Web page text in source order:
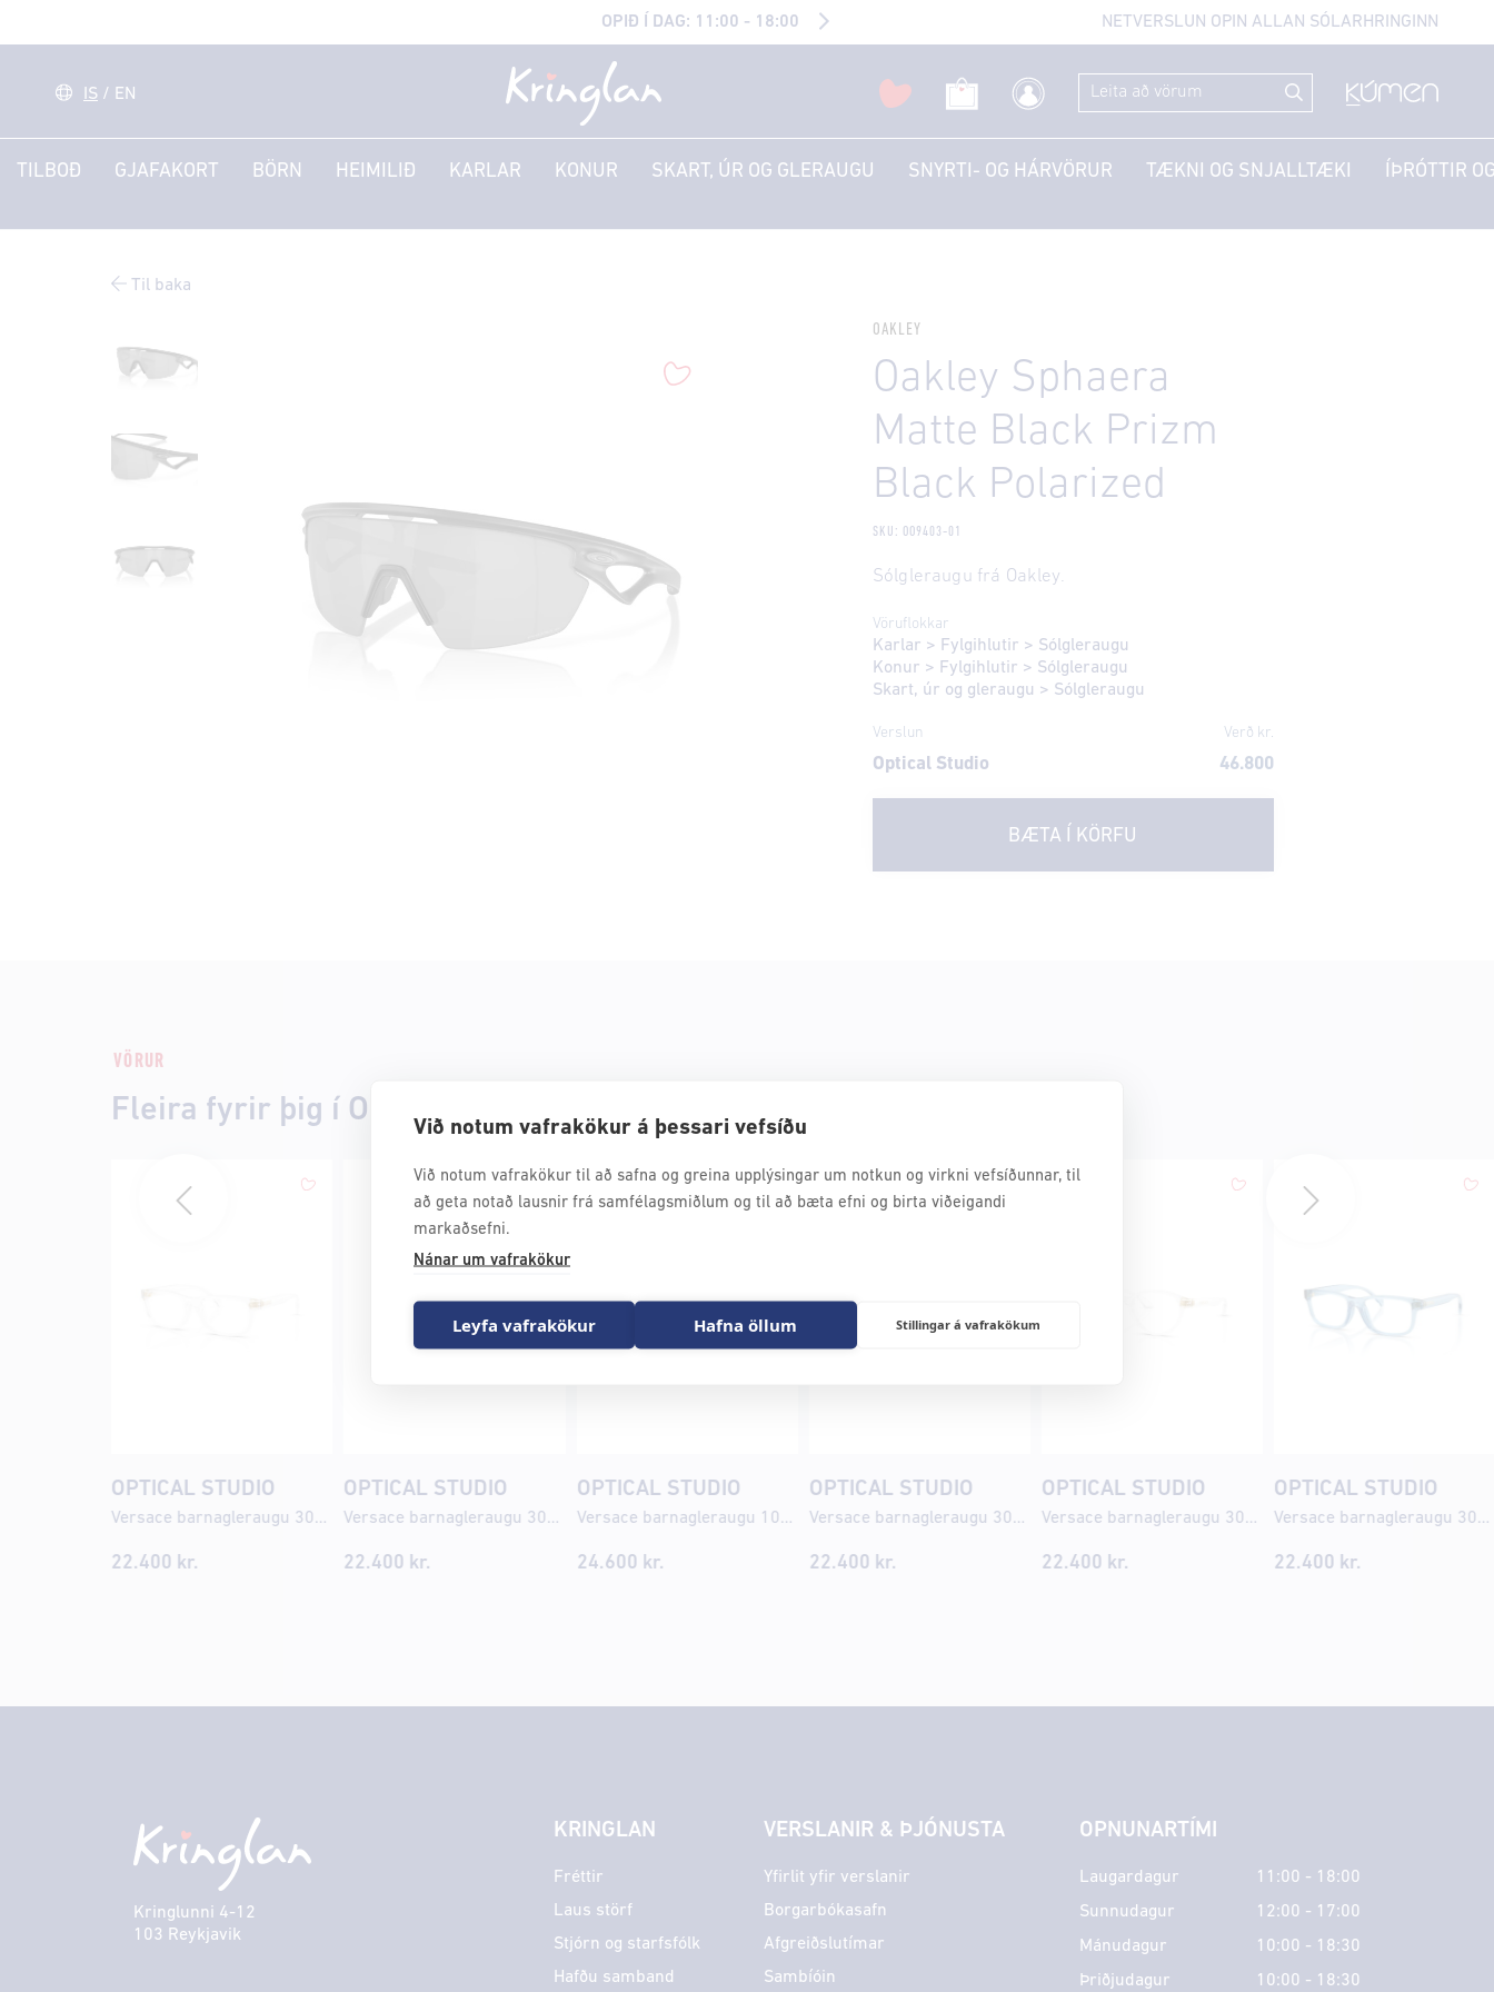
Við notum vafrakökur á þessari vefsíðu
Við notum vafrakökur til að safna og greina upplýsingar um notkun og virkni vefsíðunnar, til
að geta notað lausnir frá samfélagsmiðlum og til að bæta efni og birta viðeigandi
markaðsefni.
Nánar um vafrakökur
Leyfa vafrakökur Hafna öllum Stillingar á vafrakökum
OPIÐ Í DAG: 11:00 - 18:00 NETVERSLUN OPIN ALLAN SÓLARHRINGINN
IS / EN
TILBOÐ GJAFAKORT BÖRN HEIMILIÐ KARLAR KONUR SKART, ÚR OG GLERAUGU SNYRTI- OG HÁRVÖRUR TÆKNI OG SNJALLTÆKI ÍÞRÓTTIR
Til baka
OAKLEY
Oakley Sphaera
Matte Black Prizm
Black Polarized
SKU: OO9403-01
Sólgleraugu frá Oakley.
Vöruflokkar
Karlar > Fylgihlutir > Sólgleraugu
Konur > Fylgihlutir > Sólgleraugu
Skart, úr og gleraugu > Sólgleraugu
Verslun Verð kr.
Optical Studio 46.800
BÆTA Í KÖRFU
VÖRUR
Fleira fyrir þig í Optical Studio
OPTICAL STUDIO
Versace barnagleraugu 3013U 49
22.400 kr.
OPTICAL STUDIO
Versace barnagleraugu 3016U 47
22.400 kr.
OPTICAL STUDIO
Versace barnagleraugu 1003 48
24.600 kr.
OPTICAL STUDIO
Versace barnagleraugu 3014U 48
22.400 kr.
OPTICAL STUDIO
Versace barnagleraugu 3014U 46
22.400 kr.
OPTICAL STUDIO
Versace barnagleraugu 3013U 49
22.400 kr.
Kringlunni 4-12
103 Reykjavik
KRINGLAN
Fréttir
Laus störf
Stjórn og starfsfólk
Hafðu samband
VERSLANIR & ÞJÓNUSTA
Yfirlit yfir verslanir
Borgarbókasafn
Afgreiðslutímar
Sambíóin
OPNUNARTÍMI
Laugardagur
11:00 - 18:00
Sunnudagur
12:00 - 17:00
Mánudagur
10:00 - 18:30
Þriðjudagur
10:00 - 18:30